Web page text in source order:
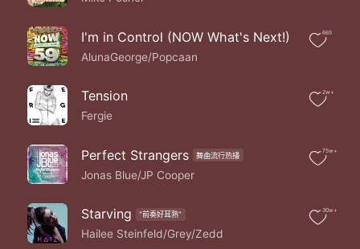
I'm in Control (NOW What's Next!)
AlunaGeorge/Popcaan
665
Tension
Fergie
2w+
Perfect Strangers 舞曲流行热播
Jonas Blue/JP Cooper
75w+
Starving "前奏好耳熟"
Hailee Steinfeld/Grey/Zedd
30w+